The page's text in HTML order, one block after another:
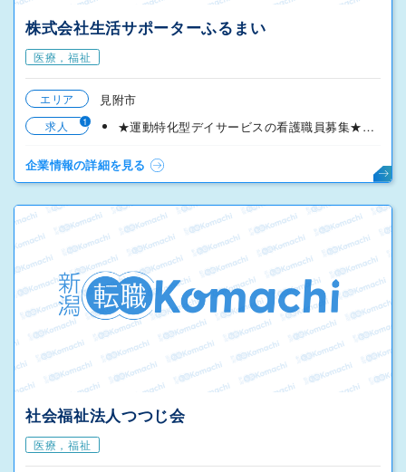
株式会社生活サポーターふるまい
医療，福祉
エリア 見附市
求人 1 ★運動特化型デイサービスの看護職員募集★ ※有資格者のみ
企業情報の詳細を見る
社会福祉法人つつじ会
医療，福祉